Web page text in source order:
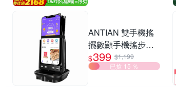
ANTIAN 雙手機搖
擺數顯手機搖步機
靜音自動計步器 搖
步器 刷步數神器 搖
$399 $1,199
已搶 15 ％